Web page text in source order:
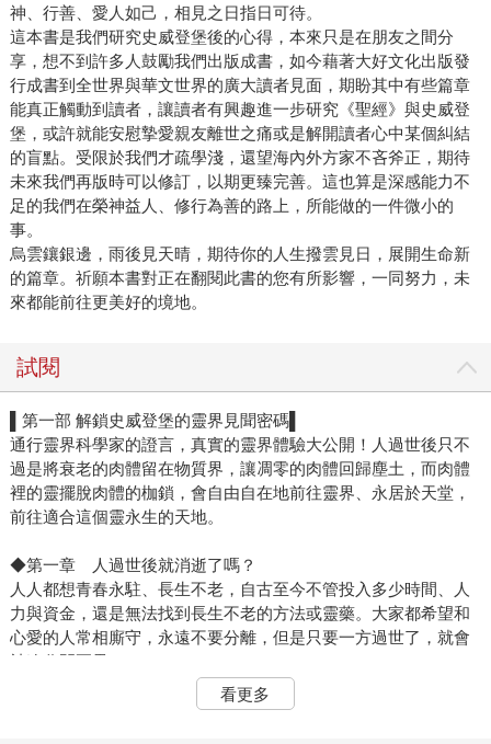
神、行善、愛人如己，相見之日指日可待。
這本書是我們研究史威登堡後的心得，本來只是在朋友之間分
享，想不到許多人鼓勵我們出版成書，如今藉著大好文化出版發
行成書到全世界與華文世界的廣大讀者見面，期盼其中有些篇章
能真正觸動到讀者，讓讀者有興趣進一步研究《聖經》與史威登
堡，或許就能安慰摯愛親友離世之痛或是解開讀者心中某個糾結
的盲點。受限於我們才疏學淺，還望海內外方家不吝斧正，期待
未來我們再版時可以修訂，以期更臻完善。這也算是深感能力不
足的我們在榮神益人、修行為善的路上，所能做的一件微小的
事。
烏雲鑲銀邊，雨後見天晴，期待你的人生撥雲見日，展開生命新
的篇章。祈願本書對正在翻閱此書的您有所影響，一同努力，未
來都能前往更美好的境地。
試閱
▌第一部 解鎖史威登堡的靈界見聞密碼▌
通行靈界科學家的證言，真實的靈界體驗大公開！人過世後只不
過是將衰老的肉體留在物質界，讓凋零的肉體回歸塵土，而肉體
裡的靈擺脫肉體的枷鎖，會自由自在地前往靈界、永居於天堂，
前往適合這個靈永生的天地。
◆第一章 人過世後就消逝了嗎？
人人都想青春永駐、長生不老，自古至今不管投入多少時間、人
力與資金，還是無法找到長生不老的方法或靈藥。大家都希望和
心愛的人常相廝守，永遠不要分離，但是只要一方過世了，就會
被迫分開兩界。
人，終究會離開肉身，離開這個世界，直到過世的這一天。
人過世後會去哪裡？是否就像一抹輕煙一樣，消逝得無影無蹤？
看更多